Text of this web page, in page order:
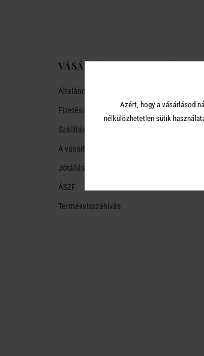
VÁSÁRLÁSI TUDNIVALÓK
Általános tudnivalók
Fizetési módok
Szállítási módok és költségek
A vásárlástól való ellálás
Jótállás
ÁSZF
Termékvisszahívás
Azért, hogy a vásárlásod
nélkülözhetetlen sütik